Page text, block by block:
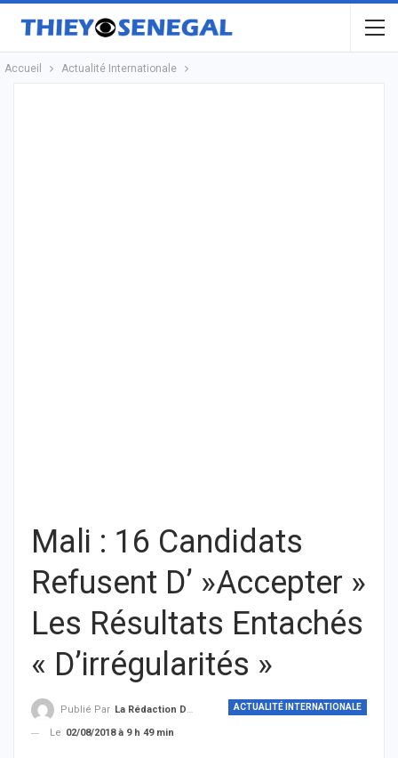
Accueil Actualité Internationale
Mali : 16 Candidats
Refusent D’ »Accepter »
Les Résultats Entachés
« D’irrégularités »
ACTUALITÉ INTERNATIONALE
Publié Par La Rédaction De THIEYSENEGAL.com
Le 02/08/2018 à 9 h 49 min